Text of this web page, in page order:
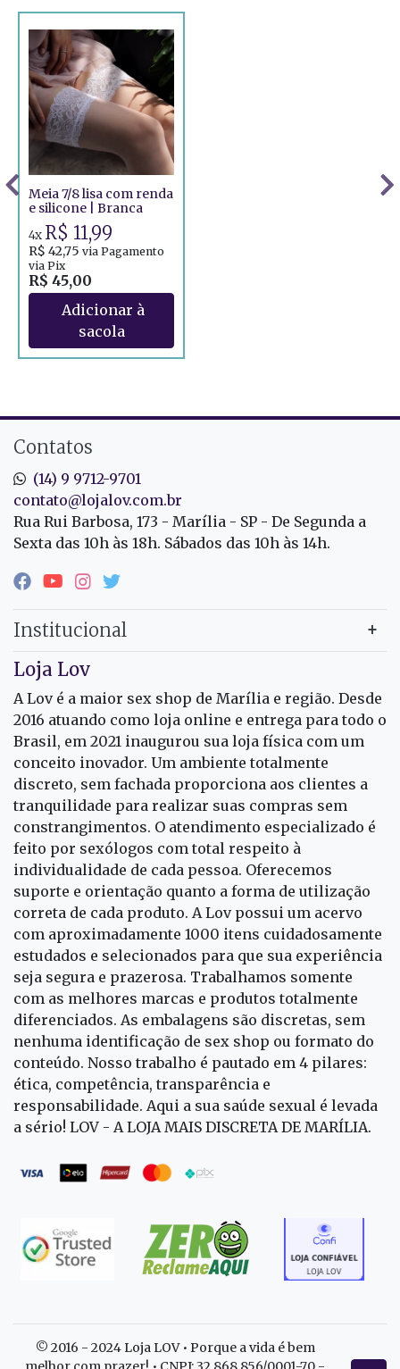
Meia 7/8 lisa com renda
e silicone | Branca
R$ 45,00
4x R$ 11,99
R$ 42,75 via Pagamento
via Pix
Contatos
(14) 9 9712-9701
contato@lojalov.com.br
Rua Rui Barbosa, 173 - Marília - SP - De Segunda a
Sexta das 10h às 18h. Sábados das 10h às 14h.
Institucional
Loja Lov
A Lov é a maior sex shop de Marília e região. Desde
2016 atuando como loja online e entrega para todo o
Brasil, em 2021 inaugurou sua loja física com um
conceito inovador. Um ambiente totalmente
discreto, sem fachada proporciona aos clientes a
tranquilidade para realizar suas compras sem
constrangimentos. O atendimento especializado é
feito por sexólogos com total respeito à
individualidade de cada pessoa. Oferecemos
suporte e orientação quanto a forma de utilização
correta de cada produto. A Lov possui um acervo
com aproximadamente 1000 itens cuidadosamente
estudados e selecionados para que sua experiência
seja segura e prazerosa. Trabalhamos somente
com as melhores marcas e produtos totalmente
diferenciados. As embalagens são discretas, sem
nenhuma identificação de sex shop ou formato do
conteúdo. Nosso trabalho é pautado em 4 pilares:
ética, competência, transparência e
responsabilidade. Aqui a sua saúde sexual é levada
a sério! LOV - A LOJA MAIS DISCRETA DE MARÍLIA.
© 2016 - 2024 Loja LOV • Porque a vida é bem